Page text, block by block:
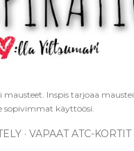
mausteet. Inspis tarjoaa
sopivimmat käyttöösi.
VAPAAT ATC-KORTIT